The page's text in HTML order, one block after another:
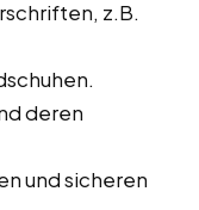
z.B.
deren
und sicheren